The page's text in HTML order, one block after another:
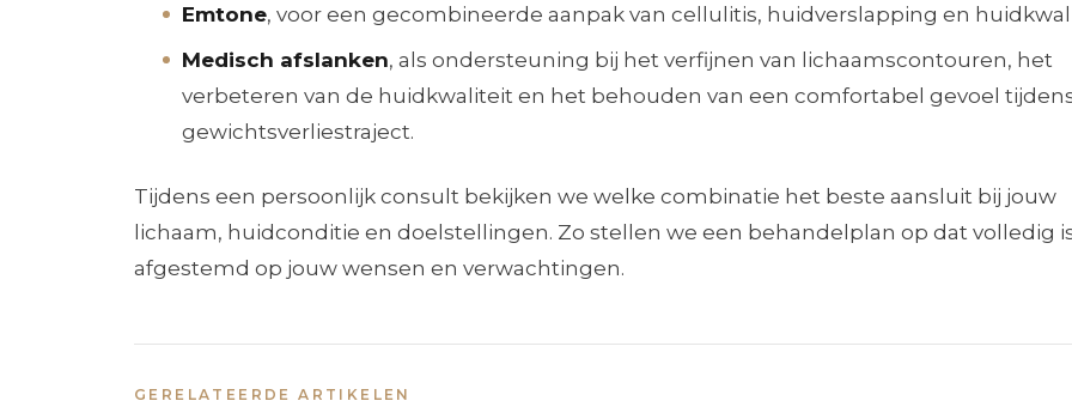
Emtone, voor een gecombineerde aanpak van cellulitis, huidverslapping en
Medisch afslanken, als ondersteuning bij het verfijnen van lichaamscontouren, het
verbeteren van de huidkwaliteit en het behouden van een comfortabel gevoel
gewichtsverliestraject.
Tijdens een persoonlijk consult bekijken we welke combinatie het beste aansluit bij jouw
lichaam, huidconditie en doelstellingen. Zo stellen we een behandelplan op dat volledig
afgestemd op jouw wensen en verwachtingen.
GERELATEERDE ARTIKELEN